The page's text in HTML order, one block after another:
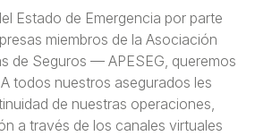
Estado de Emergencia por parte
miembros de la Asociación
de Seguros — APESEG, queremos
todos nuestros asegurados les
de nuestras operaciones,
a través de los canales virtuales